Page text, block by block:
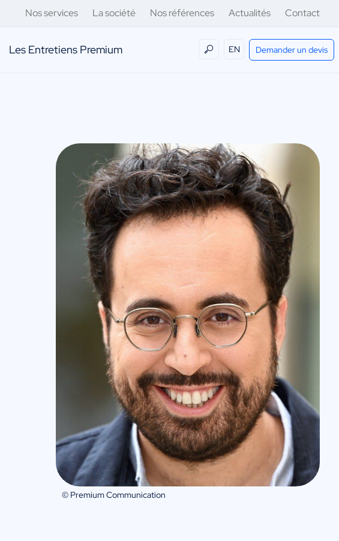
Nos services La société Nos références Actualités Contact
Les Entretiens Premium EN Demander un devis
© Premium Communication